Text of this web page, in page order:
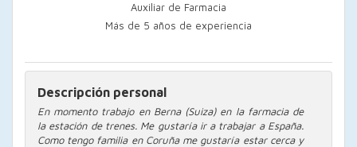
Auxiliar de Farmacia
Más de 5 años de experiencia
Descripción personal
En momento trabajo en Berna (Suiza) en la farmacia de
la estación de trenes. Me gustaría ir a trabajar a España.
Como tengo familia en Coruña me gustaría estar cerca y